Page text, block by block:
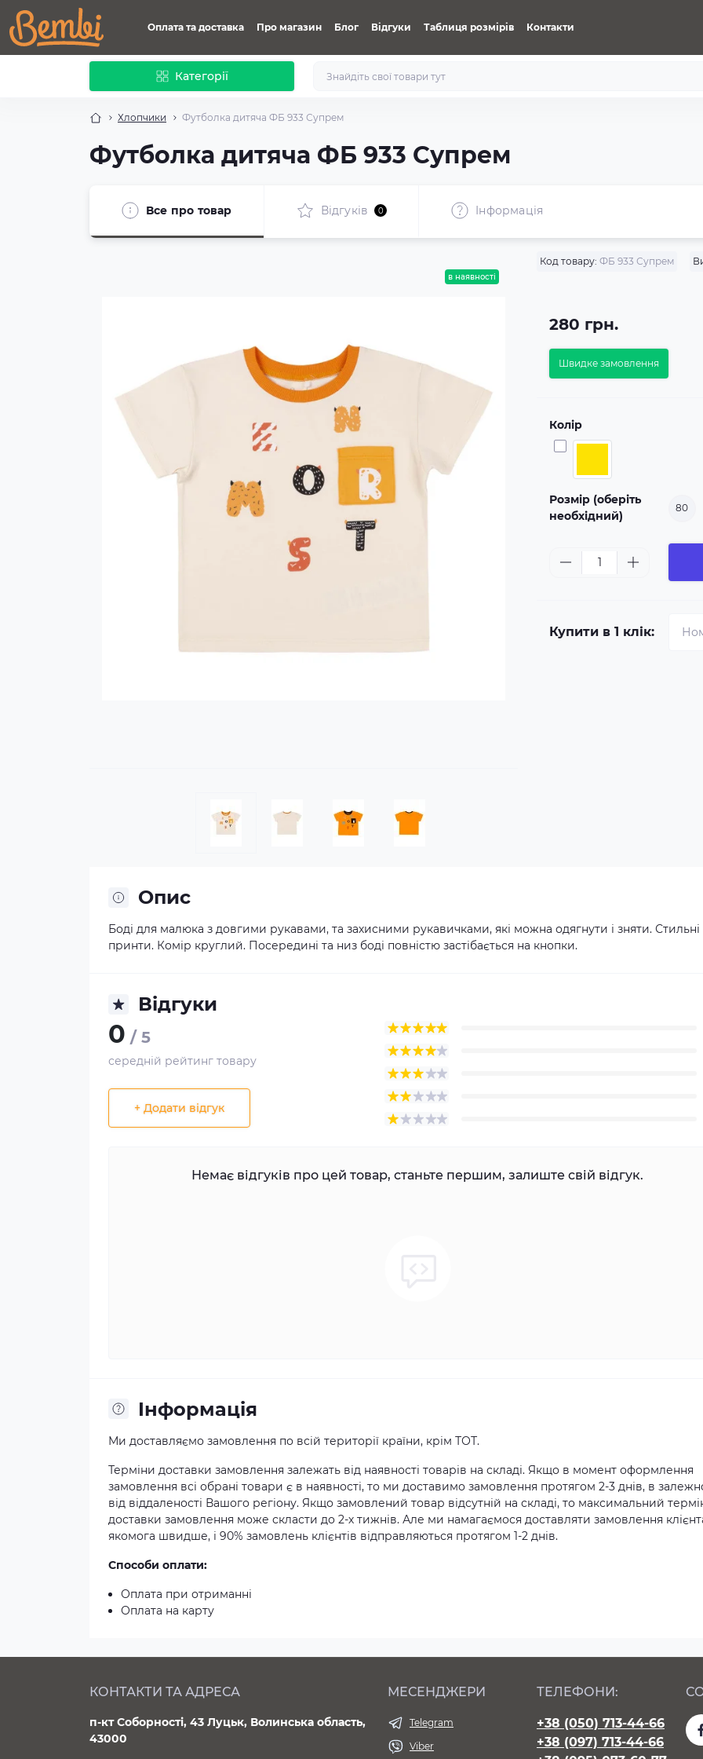
Оплата та доставка Про магазин Блог Відгуки Таблиця розмірів Контакти
Категорії
Хлопчики Футболка дитяча ФБ 933 Супрем
Футболка дитяча ФБ 933 Супрем
Все про товар Відгуків 0 Iнформація
в наявності
Код товару: ФБ 933 Супрем
280 грн.
Швидке замовлення
Колір
Розмір (оберіть
необхідний)
80
Купити в 1 клік:
Опис
Боді для малюка з довгими рукавами, та захисними рукавичками, які можна одягнути і зняти. Стильні
принти. Комір круглий. Посередині та низ боді повністю застібається на кнопки.
Відгуки
0 / 5
середній рейтинг товару
+ Додати відгук
Немає відгуків про цей товар, станьте першим, залиште свій відгук.
Iнформація
Ми доставляємо замовлення по всій території країни, крім ТОТ.
Терміни доставки замовлення залежать від наявності товарів на складі. Якщо в момент оформлення
замовлення всі обрані товари є в наявності, то ми доставимо замовлення протягом 2-3 днів, в
від віддаленості Вашого регіону. Якщо замовлений товар відсутній на складі, то максимальний
доставки замовлення може скласти до 2-х тижнів. Але ми намагаємося доставляти замовлення
якомога швидше, і 90% замовлень клієнтів відправляються протягом 1-2 днів.
Способи оплати:
Оплата при отриманні
Оплата на карту
КОНТАКТИ ТА АДРЕСА
п-кт Соборності, 43 Луцьк, Волинська область,
43000
МЕСЕНДЖЕРИ
Telegram
Viber
ТЕЛЕФОНИ:
+38 (050) 713-44-66
+38 (097) 713-44-66